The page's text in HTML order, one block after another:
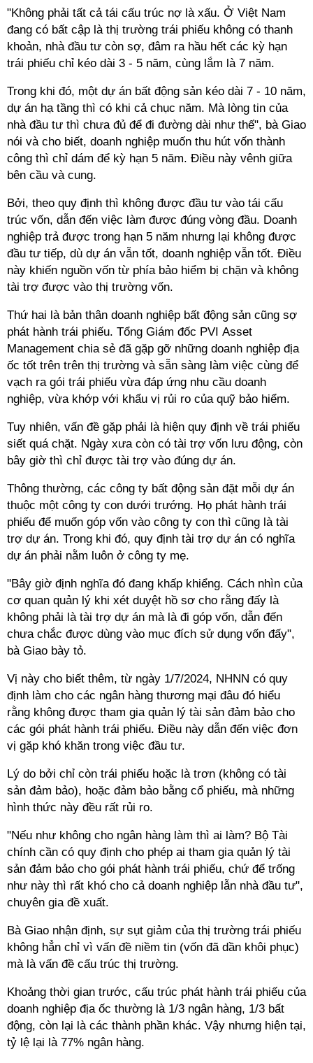
"Không phải tất cả tái cấu trúc nợ là xấu. Ở Việt Nam
đang có bất cập là thị trường trái phiếu không có thanh
khoản, nhà đầu tư còn sợ, đâm ra hầu hết các kỳ hạn
trái phiếu chỉ kéo dài 3 - 5 năm, cùng lắm là 7 năm.
Trong khi đó, một dự án bất động sản kéo dài 7 - 10 năm,
dự án hạ tầng thì có khi cả chục năm. Mà lòng tin của
nhà đầu tư thì chưa đủ để đi đường dài như thế", bà Giao
nói và cho biết, doanh nghiệp muốn thu hút vốn thành
công thì chỉ dám để kỳ hạn 5 năm. Điều này vênh giữa
bên cầu và cung.
Bởi, theo quy định thì không được đầu tư vào tái cấu
trúc vốn, dẫn đến việc làm được đúng vòng đầu. Doanh
nghiệp trả được trong hạn 5 năm nhưng lại không được
đầu tư tiếp, dù dự án vẫn tốt, doanh nghiệp vẫn tốt. Điều
này khiến nguồn vốn từ phía bảo hiểm bị chặn và không
tài trợ được vào thị trường vốn.
Thứ hai là bản thân doanh nghiệp bất động sản cũng sợ
phát hành trái phiếu. Tổng Giám đốc PVI Asset
Management chia sẻ đã gặp gỡ những doanh nghiệp địa
ốc tốt trên trên thị trường và sẵn sàng làm việc cùng để
vạch ra gói trái phiếu vừa đáp ứng nhu cầu doanh
nghiệp, vừa khớp với khẩu vị rủi ro của quỹ bảo hiểm.
Tuy nhiên, vấn đề gặp phải là hiện quy định về trái phiếu
siết quá chặt. Ngày xưa còn có tài trợ vốn lưu động, còn
bây giờ thì chỉ được tài trợ vào đúng dự án.
Thông thường, các công ty bất động sản đặt mỗi dự án
thuộc một công ty con dưới trướng. Họ phát hành trái
phiếu để muốn góp vốn vào công ty con thì cũng là tài
trợ dự án. Trong khi đó, quy định tài trợ dự án có nghĩa
dự án phải nằm luôn ở công ty mẹ.
"Bây giờ định nghĩa đó đang khấp khiểng. Cách nhìn của
cơ quan quản lý khi xét duyệt hồ sơ cho rằng đấy là
không phải là tài trợ dự án mà là đi góp vốn, dẫn đến
chưa chắc được dùng vào mục đích sử dụng vốn đấy",
bà Giao bày tỏ.
Vị này cho biết thêm, từ ngày 1/7/2024, NHNN có quy
định làm cho các ngân hàng thương mại đâu đó hiểu
rằng không được tham gia quản lý tài sản đảm bảo cho
các gói phát hành trái phiếu. Điều này dẫn đến việc đơn
vị gặp khó khăn trong việc đầu tư.
Lý do bởi chỉ còn trái phiếu hoặc là trơn (không có tài
sản đảm bảo), hoặc đảm bảo bằng cổ phiếu, mà những
hình thức này đều rất rủi ro.
"Nếu như không cho ngân hàng làm thì ai làm? Bộ Tài
chính cần có quy định cho phép ai tham gia quản lý tài
sản đảm bảo cho gói phát hành trái phiếu, chứ để trống
như này thì rất khó cho cả doanh nghiệp lẫn nhà đầu tư",
chuyên gia đề xuất.
Bà Giao nhận định, sự sụt giảm của thị trường trái phiếu
không hẳn chỉ vì vấn đề niềm tin (vốn đã dần khôi phục)
mà là vấn đề cấu trúc thị trường.
Khoảng thời gian trước, cấu trúc phát hành trái phiếu của
doanh nghiệp địa ốc thường là 1/3 ngân hàng, 1/3 bất
động, còn lại là các thành phần khác. Vậy nhưng hiện tại,
tỷ lệ lại là 77% ngân hàng.